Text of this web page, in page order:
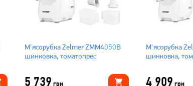
М'ясорубка Zelmer ZMM4050B
шинковка, томатопрес
5 739 грн
М'ясорубка
шинковка,
4 909 грн